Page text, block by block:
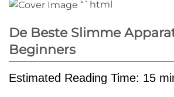
“`html
De Beste Slimme
Beginners
Estimated Reading Time: 15